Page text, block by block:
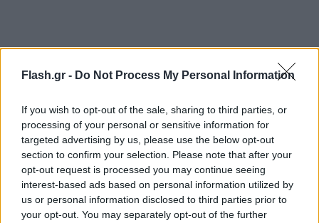
Flash.gr - Do Not Process My Personal Information
If you wish to opt-out of the sale, sharing to third parties, or
processing of your personal or sensitive information for
targeted advertising by us, please use the below opt-out
section to confirm your selection. Please note that after your
opt-out request is processed you may continue seeing
interest-based ads based on personal information utilized by
us or personal information disclosed to third parties prior to
your opt-out. You may separately opt-out of the further
FLASH FOCUS